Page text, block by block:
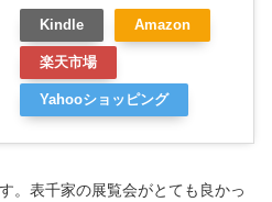
Kindle Amazon
楽天市場
Yahooショッピング
。表千家の展覧会がとても良かっ